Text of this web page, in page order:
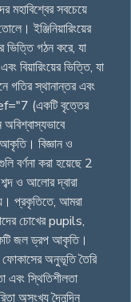
সবচেয়ে
ইঞ্জিনিয়ারিংয়ের
ভিত্তি গঠন করে, যা
বিয়ারিংয়ের ভিত্তি, যা
গতির স্থানান্তর এবং
(একটি বৃত্তের
বিজ্ঞান ও
বর্ণনা করা হয়েছে 2
ও আলোর দ্বারা
প্রকৃতিতে, আমরা
চোখের pupils,
জল ড্রপ আকৃতি।
ফোকাসের অনুভূতি তৈরি
স্থিতিশীলতা
অসংখ্য দৈনন্দিন